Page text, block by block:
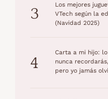
3
Los mejores
VTech según la
(Navidad 2025)
4
Carta a mi hijo:
nunca recordarás,
pero yo jamás